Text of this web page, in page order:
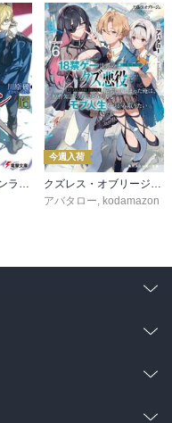
ソードアート・オンライン29 ユナイタル・リングVIII
今週入荷
クズレス・オブリージュ６ 18禁ゲー世界のクズ悪役に転生してしまった俺は、原作知識の力でどうしてもモブ人生をつかみ取りたい【電子特別版】
アバタロー, kodamazon